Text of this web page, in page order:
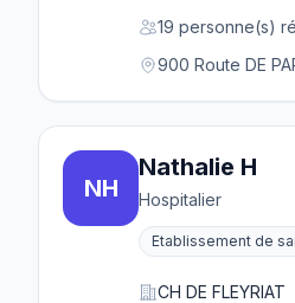
19 personne(s)
900 Route DE
NH
Nathalie H
Hospitalier
Etablissement de
CH DE FLEYRIAT